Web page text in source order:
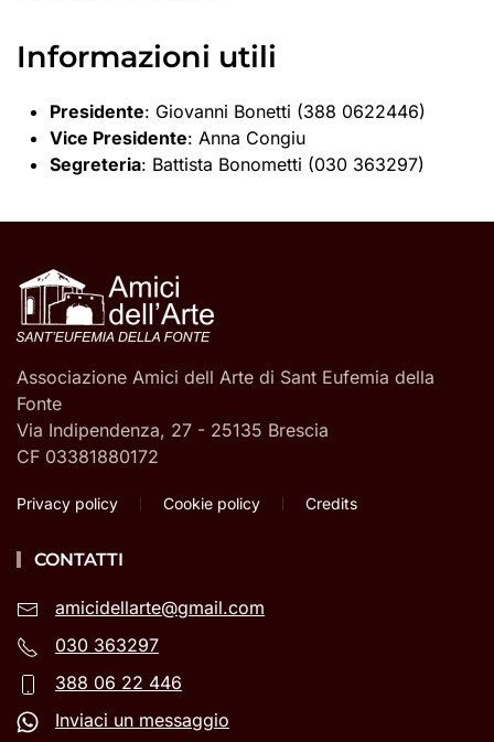
Informazioni utili
Presidente: Giovanni Bonetti (388 0622446)
Vice Presidente: Anna Congiu
Segreteria: Battista Bonometti (030 363297)
Associazione Amici dell Arte di Sant Eufemia della
Fonte
Via Indipendenza, 27 - 25135 Brescia
CF 03381880172
Privacy policy Cookie policy Credits
CONTATTI
amicidellarte@gmail.com
030 363297
388 06 22 446
Inviaci un messaggio